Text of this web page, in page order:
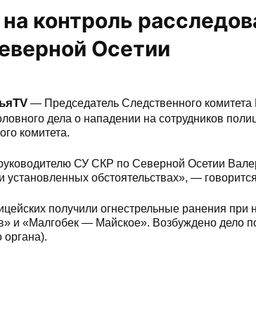
контроль
Осетии
— Председатель Следственного
дела о нападении на сотрудников
комитета.
СУ СКР по Северной Осетии
установленных обстоятельствах», —
получили огнестрельные ранения
и «Малгобек — Майское». Возбуждено дело
органа).